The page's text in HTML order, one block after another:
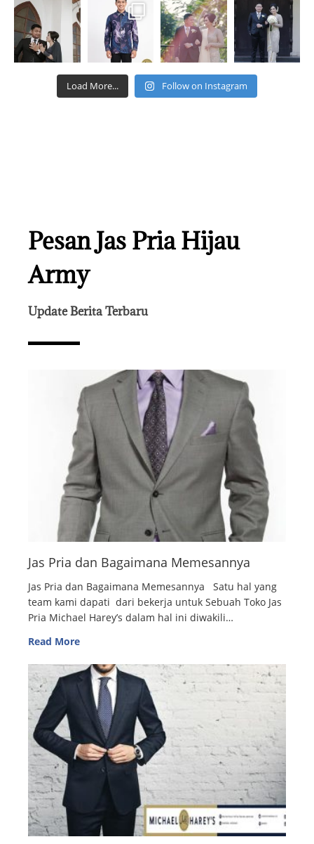
Load More... Follow on Instagram
Pesan Jas Pria Hijau
Army
Update Berita Terbaru
Jas Pria dan Bagaimana Memesannya
Jas Pria dan Bagaimana Memesannya Satu hal yang
team kami dapati dari bekerja untuk Sebuah Toko Jas
Pria Michael Harey’s dalam hal ini diwakili…
Read More